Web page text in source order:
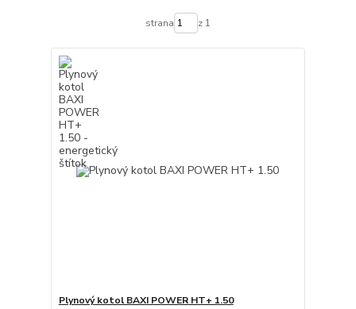
strana z 1
Plynový kotol BAXI POWER HT+ 1.50